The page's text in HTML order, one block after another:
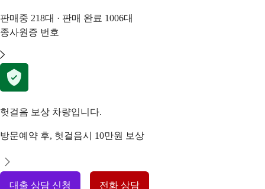
판매중 218대 · 판매 완료 1006대
종사원증 번호
헛걸음 보상 차량입니다.
방문예약 후, 헛걸음시 10만원 보상
대출 상담 신청 전화 상담